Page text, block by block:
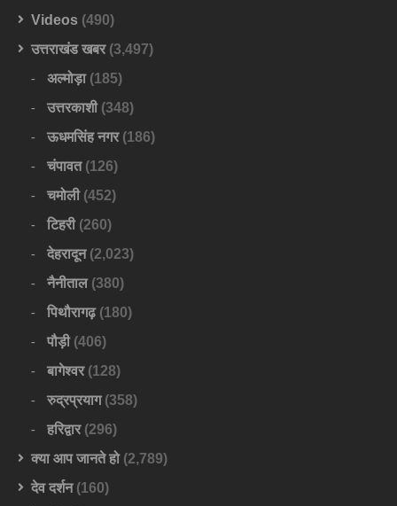
Videos (490)
उत्तराखंड खबर(3,497)
अल्मोड़ा(185)
उत्तरकाशी(348)
ऊधमसिंह नगर(186)
चंपावत(126)
चमोली(452)
टिहरी(260)
देहरादून(2,023)
नैनीताल(380)
पिथौरागढ़(180)
पौड़ी(406)
बागेश्वर(128)
रुद्रप्रयाग(358)
हरिद्वार(296)
क्या आप जानते हो(2,789)
देव दर्शन(160)